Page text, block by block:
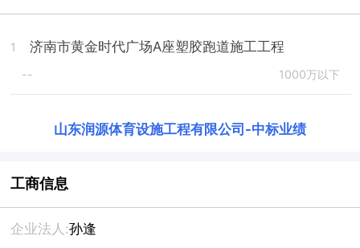
1 济南市黄金时代广场A座塑胶跑道施工工程
-- 1000万以下
山东润源体育设施工程有限公司 -中标业绩
工商信息
企业法人:孙逢